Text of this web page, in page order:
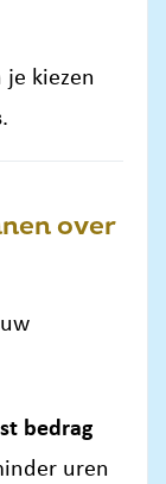
kiezen
.
over
bedrag
uren